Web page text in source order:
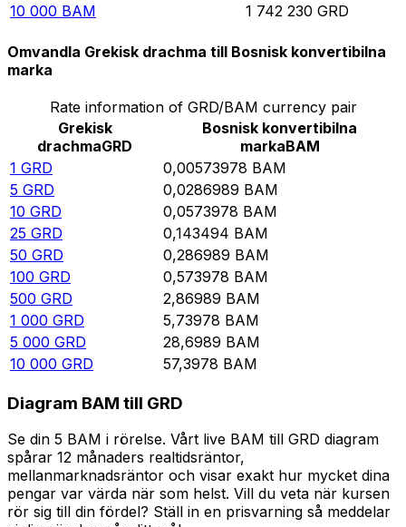
10 000 BAM 1 742 230 GRD
Omvandla Grekisk drachma till Bosnisk konvertibilna
marka
Rate information of GRD/BAM currency pair
Grekisk
drachmaGRD
Bosnisk konvertibilna
markaBAM
1 GRD 0,00573978 BAM
5 GRD 0,0286989 BAM
10 GRD 0,0573978 BAM
25 GRD 0,143494 BAM
50 GRD 0,286989 BAM
100 GRD 0,573978 BAM
500 GRD 2,86989 BAM
1 000 GRD 5,73978 BAM
5 000 GRD 28,6989 BAM
10 000 GRD 57,3978 BAM
Diagram BAM till GRD
Se din 5 BAM i rörelse. Vårt live BAM till GRD diagram
spårar 12 månaders realtidsräntor,
mellanmarknadsräntor och visar exakt hur mycket dina
pengar var värda när som helst. Vill du veta när kursen
rör sig till din fördel? Ställ in en prisvarning så meddelar